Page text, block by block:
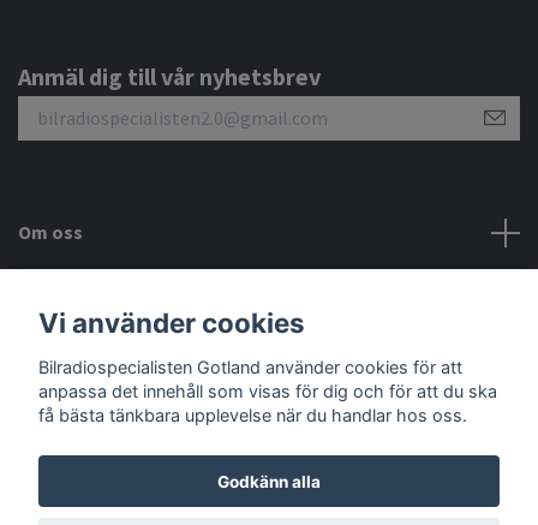
Anmäl dig till vår nyhetsbrev
Om oss
Sociala medier
Vi använder cookies
Bilradiospecialisten Gotland använder cookies för att
anpassa det innehåll som visas för dig och för att du ska
få bästa tänkbara upplevelse när du handlar hos oss.
Godkänn alla